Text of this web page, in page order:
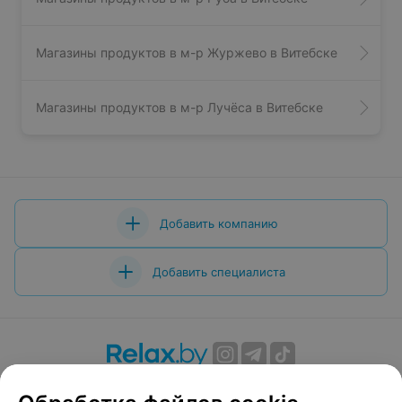
Магазины продуктов в м-р Журжево в Витебске
Магазины продуктов в м-р Лучёса в Витебске
Добавить компанию
Добавить специалиста